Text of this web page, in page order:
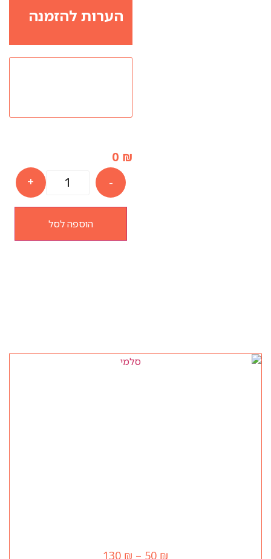
הערות להזמנה
0 ₪
-
+
הוספה לסל
50 ₪
–
130 ₪